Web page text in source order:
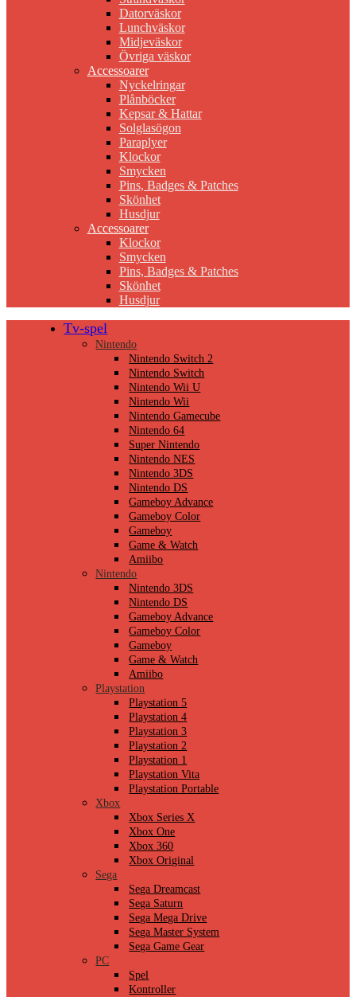
Datorväskor
Lunchväskor
Midjeväskor
Övriga väskor
Accessoarer
Nyckelringar
Plånböcker
Kepsar & Hattar
Solglasögon
Paraplyer
Klockor
Smycken
Pins, Badges & Patches
Skönhet
Husdjur
Accessoarer
Klockor
Smycken
Pins, Badges & Patches
Skönhet
Husdjur
Tv-spel
Nintendo
Nintendo Switch 2
Nintendo Switch
Nintendo Wii U
Nintendo Wii
Nintendo Gamecube
Nintendo 64
Super Nintendo
Nintendo NES
Nintendo 3DS
Nintendo DS
Gameboy Advance
Gameboy Color
Gameboy
Game & Watch
Amiibo
Nintendo
Nintendo 3DS
Nintendo DS
Gameboy Advance
Gameboy Color
Gameboy
Game & Watch
Amiibo
Playstation
Playstation 5
Playstation 4
Playstation 3
Playstation 2
Playstation 1
Playstation Vita
Playstation Portable
Xbox
Xbox Series X
Xbox One
Xbox 360
Xbox Original
Sega
Sega Dreamcast
Sega Saturn
Sega Mega Drive
Sega Master System
Sega Game Gear
PC
Spel
Kontroller